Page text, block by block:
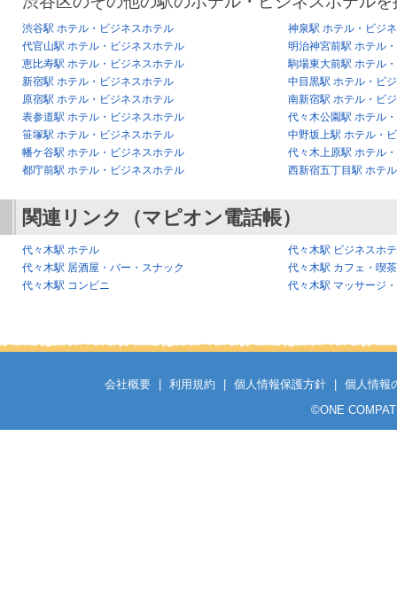
渋谷駅 ホテル・ビジネスホテル
神泉駅 ホテル・ビジ
代官山駅 ホテル・ビジネスホテル
明治神宮前駅 ホテル
恵比寿駅 ホテル・ビジネスホテル
駒場東大前駅 ホテル
新宿駅 ホテル・ビジネスホテル
中目黒駅 ホテル・ビ
原宿駅 ホテル・ビジネスホテル
南新宿駅 ホテル・ビ
表参道駅 ホテル・ビジネスホテル
代々木公園駅 ホテル
笹塚駅 ホテル・ビジネスホテル
中野坂上駅 ホテル・
幡ケ谷駅 ホテル・ビジネスホテル
代々木上原駅 ホテル
都庁前駅 ホテル・ビジネスホテル
西新宿五丁目駅 ホテ
関連リンク（マピオン電話帳）
代々木駅 ホテル
代々木駅 ビジネスホ
代々木駅 居酒屋・バー・スナック
代々木駅 カフェ・喫
代々木駅 コンビニ
代々木駅 マッサージ
会社概要 利用規約 個人情報保護方針
個人情報
©ONE